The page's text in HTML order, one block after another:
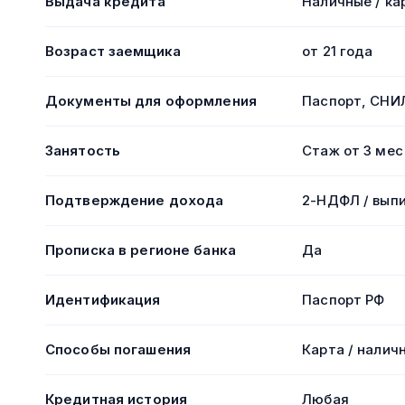
Возраст заемщика от 21 года
Документы для оформления Паспорт,
Занятость Стаж от 3 мес
Подтверждение дохода 2-НДФЛ /
Прописка в регионе банка Да
Идентификация Паспорт РФ
Способы погашения Карта /
Кредитная история Любая